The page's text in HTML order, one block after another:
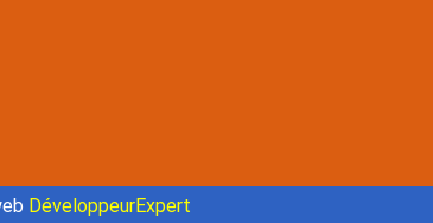
DéveloppeurExpert